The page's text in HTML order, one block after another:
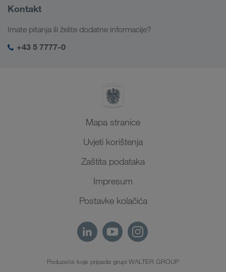
Digitalna rješenja
Rješenja prema branši
Kavkaz
Srednja Azija
Bliski Istok
Informacije o poduzeću
Društvena odgovornost
SHEQ-menadžment
Kontakt
Imate pitanja ili želite dodatne informacije?
+43 5 7777-0
Mapa stranice
Uvjeti korištenja
Zaštita podataka
Impresum
Postavke kolačića
Poduzeće koje pripada grupi WALTER GROUP